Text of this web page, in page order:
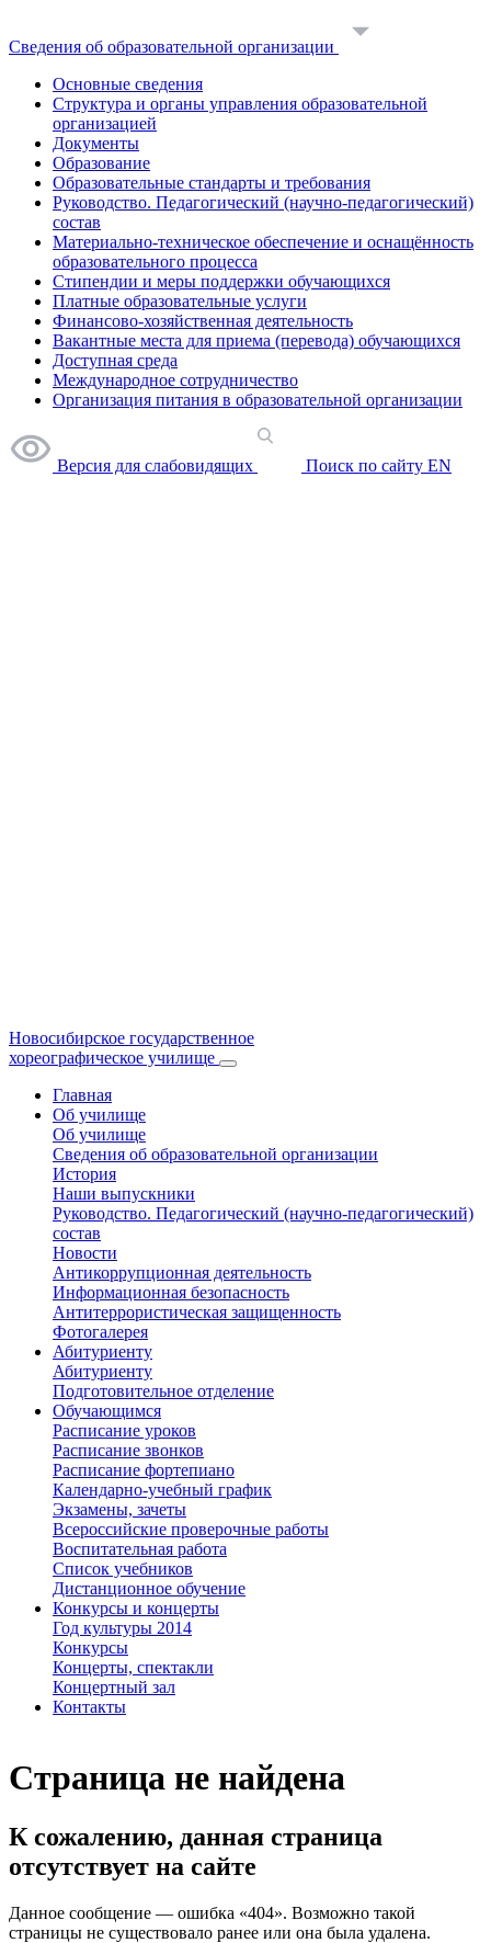
Сведения об образовательной организации
Основные сведения
Структура и органы управления образовательной
организацией
Документы
Образование
Образовательные стандарты и требования
Руководство. Педагогический (научно-педагогический)
состав
Материально-техническое обеспечение и оснащённость
образовательного процесса
Стипендии и меры поддержки обучающихся
Платные образовательные услуги
Финансово-хозяйственная деятельность
Вакантные места для приема (перевода) обучающихся
Доступная среда
Международное сотрудничество
Организация питания в образовательной организации
Версия для слабовидящих Поиск по сайту EN
Новосибирское государственное
хореографическое училище
Главная
Об училище
Об училище
Сведения об образовательной организации
История
Наши выпускники
Руководство. Педагогический (научно-педагогический)
состав
Новости
Антикоррупционная деятельность
Информационная безопасность
Антитеррористическая защищенность
Фотогалерея
Абитуриенту
Абитуриенту
Подготовительное отделение
Обучающимся
Расписание уроков
Расписание звонков
Расписание фортепиано
Календарно-учебный график
Экзамены, зачеты
Всероссийские проверочные работы
Воспитательная работа
Список учебников
Дистанционное обучение
Конкурсы и концерты
Год культуры 2014
Конкурсы
Концерты, спектакли
Концертный зал
Контакты
Страница не найдена
К сожалению, данная страница
отсутствует на сайте
Данное сообщение — ошибка «404». Возможно такой
страницы не существовало ранее или она была удалена.